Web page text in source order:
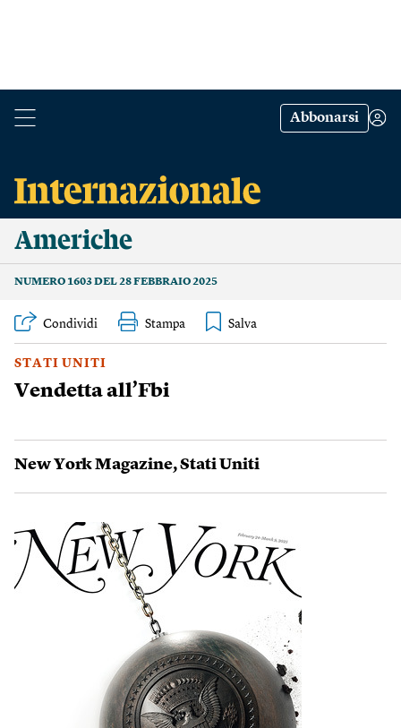
Abbonarsi
Americhe
NUMERO 1603 DEL 28 FEBBRAIO 2025
Condividi Stampa
STATI UNITI
Vendetta all’Fbi
New York Magazine,Stati Uniti